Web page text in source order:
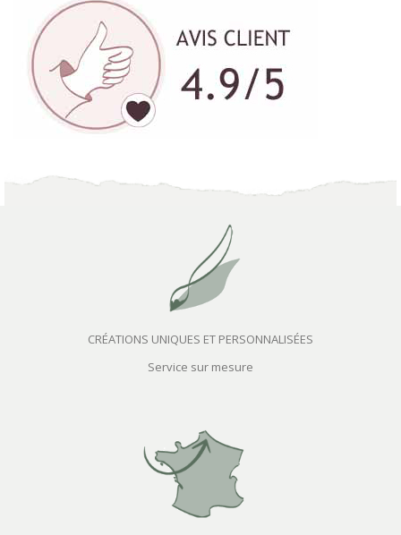
CRÉATIONS UNIQUES ET PERSONNALISÉES
Service sur mesure